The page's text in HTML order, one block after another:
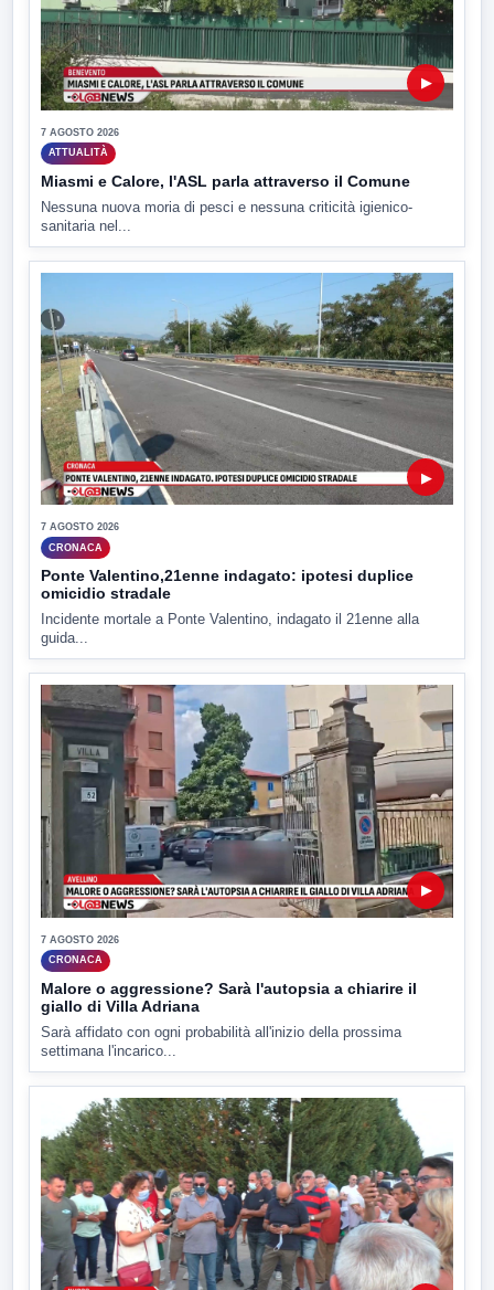
▶
7 AGOSTO 2026
ATTUALITÀ
Miasmi e Calore, l'ASL parla attraverso il Comune
Nessuna nuova moria di pesci e nessuna criticità igienico-
sanitaria nel...
▶
7 AGOSTO 2026
CRONACA
Ponte Valentino,21enne indagato: ipotesi duplice
omicidio stradale
Incidente mortale a Ponte Valentino, indagato il 21enne alla
guida...
▶
7 AGOSTO 2026
CRONACA
Malore o aggressione? Sarà l'autopsia a chiarire il
giallo di Villa Adriana
Sarà affidato con ogni probabilità all'inizio della prossima
settimana l'incarico...